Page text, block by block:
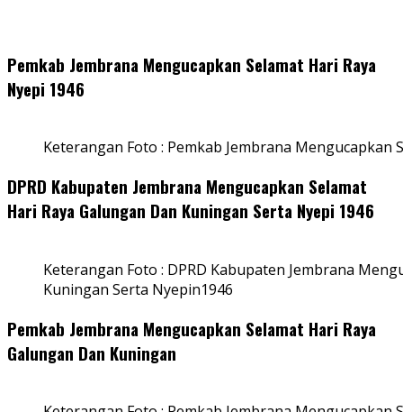
Pemkab Jembrana Mengucapkan Selamat Hari Raya
Nyepi 1946
Keterangan Foto : Pemkab Jembrana Mengucapkan
DPRD Kabupaten Jembrana Mengucapkan Selamat
Hari Raya Galungan Dan Kuningan Serta Nyepi 1946
Keterangan Foto : DPRD Kabupaten Jembrana
Kuningan Serta Nyepin1946
Pemkab Jembrana Mengucapkan Selamat Hari Raya
Galungan Dan Kuningan